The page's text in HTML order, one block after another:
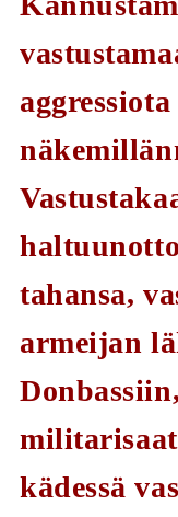
tahansa,
armeijan
kädessä